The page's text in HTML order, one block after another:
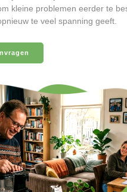
kleine problemen eerder te
te veel spanning geeft.